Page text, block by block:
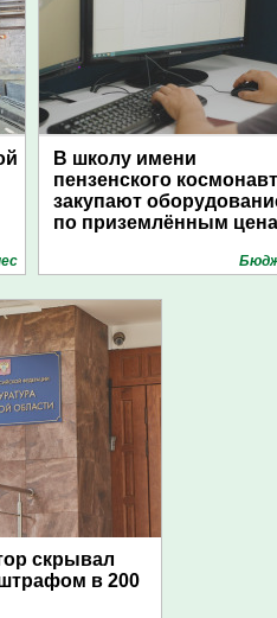
В школу имени
пензенского
закупают
по приземлённым
скрывал
в 200